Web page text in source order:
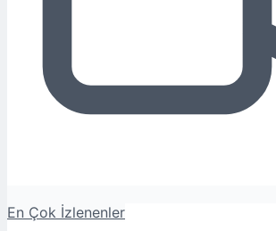
En Çok İzlenenler